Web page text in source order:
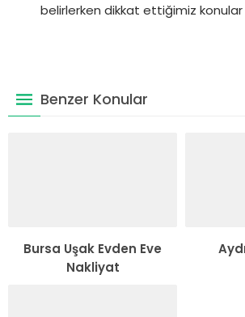
belirlerken dikkat ettiğimiz konular
Benzer Konular
Bursa Uşak Evden Eve
Nakliyat